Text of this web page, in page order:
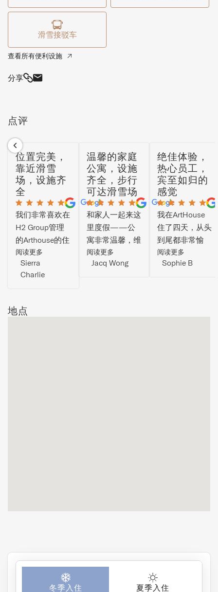
滑雪接驳车
查看所有便利设施
分享
点评
位置完美，
靠近滑雪
场，设施齐
全
我们非常喜欢在
H2 Group管理
的Arthouse的住
宿体验！位置完
美——步行即
可到达热门咖啡
场也非常近，这
阅读更多
Sierra
Charlie
温馨的家庭
公寓，设施
齐全，步行
可达滑雪场
和家人一起来这
里度假——公
寓非常温馨，维
护得很好，配有
洗衣机/烘干机
阅读更多
Jacq Wong
绝佳体验，
热心员工，
宾至如归的
感觉
我在ArtHouse
住了四天，从头
到尾都非常愉
快！入住时员工
非常热心和友
阅读更多
Sophie B
地点
冬季入住 夏季入住